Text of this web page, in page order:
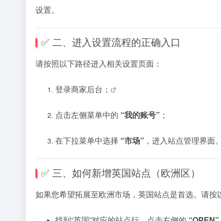
设置。
✅ 二、 进入设置流程的正确入口
请按照以下路径进入相关设置页面：
登录商家后台；
点击左侧菜单中的 “我的账号” ；
在下拉菜单中选择 “市场” ， 进入站点管理界面。
✅ 三、 如何新增英国站点（欧洲区）
如果您希望拓展至欧洲市场， 英国站点是首选。 请按